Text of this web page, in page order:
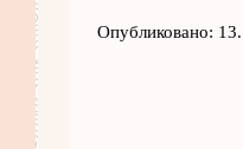
Опубликовано: